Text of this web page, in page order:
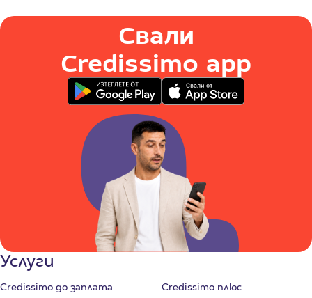
Свали
Credissimo app
Услуги
Credissimo до заплата
Credissimo плюс